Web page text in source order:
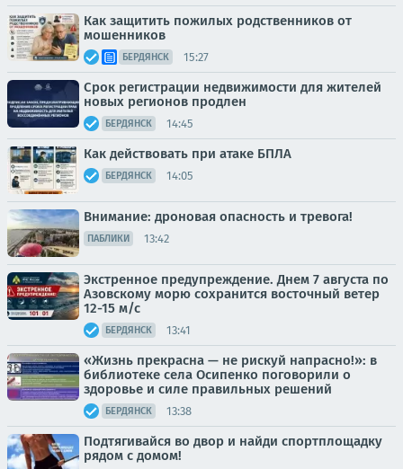
Как защитить пожилых родственников от
мошенников
БЕРДЯНСК 15:27
Срок регистрации недвижимости для жителей
новых регионов продлен
БЕРДЯНСК 14:45
Как действовать при атаке БПЛА
БЕРДЯНСК 14:05
Внимание: дроновая опасность и тревога!
ПАБЛИКИ 13:42
Экстренное предупреждение. Днем 7 августа по
Азовскому морю сохранится восточный ветер
12-15 м/с
БЕРДЯНСК 13:41
«Жизнь прекрасна — не рискуй напрасно!»: в
библиотеке села Осипенко поговорили о
здоровье и силе правильных решений
БЕРДЯНСК 13:38
Подтягивайся во двор и найди спортплощадку
рядом с домом!